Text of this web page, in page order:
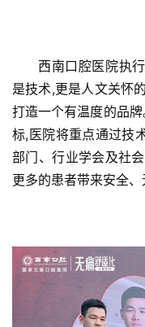
西南口腔医院执
是技术,更是人文关怀
打造一个有温度的品
标,医院将重点通过技
部门、行业学会及社
更多的患者带来安全、